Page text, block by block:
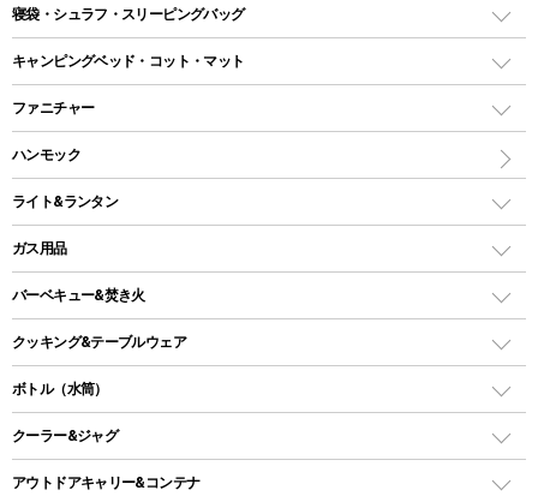
テント
ツールームテント
ワンポールテント
シェルターテント
ロッジ型・オリジナルテント
タープ
スクエアタープ（レクタタープ）
メッシュタープ
自立式タープ
寝袋・シュラフ・スリーピングバッグ
レクタングラー型（封筒型）シュラフ
インナーシュラフ
キャンピングベッド・コット・マット
キャンピングベッド・コット
インフレータブルマット
ファニチャー
アウトドアテーブル
レジャーシート
ハンモック
ライト&ランタン
LEDランタン
ガスランタン
オイルランタン
LEDライト
ヘッドライト
キャンドル
ガス用品
ガスバーナー
ガス缶
ガストーチ、ライター
バーベキュー&焚き火
バーベキューコンロ、グリル
焚き火台タイプ（ロースタイル）グリル
卓上タイプグリル
パーティータイプグリル
クッキング&テーブルウェア
ダッチオーブン
ホットサンドメーカー
ボトル（水筒）
ステンレスボトル
クーラー&ジャグ
クーラーボックス
アウトドアキャリー&コンテナ